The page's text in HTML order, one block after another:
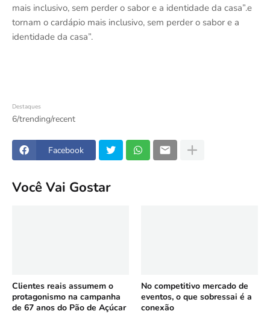
mais inclusivo, sem perder o sabor e a identidade da casa”.e
tornam o cardápio mais inclusivo, sem perder o sabor e a
identidade da casa”.
Destaques
6/trending/recent
Facebook
Você Vai Gostar
Clientes reais assumem o
protagonismo na campanha
de 67 anos do Pão de Açúcar
No competitivo mercado de
eventos, o que sobressai é a
conexão